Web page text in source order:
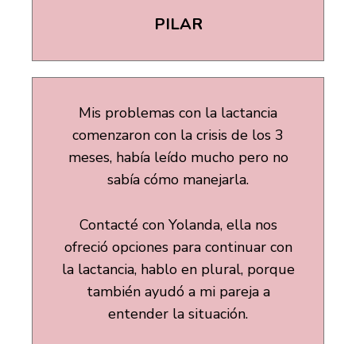
PILAR
Mis problemas con la lactancia
comenzaron con la crisis de los 3
meses, había leído mucho pero no
sabía cómo manejarla.
Contacté con Yolanda, ella nos
ofreció opciones para continuar con
la lactancia, hablo en plural, porque
también ayudó a mi pareja a
entender la situación.